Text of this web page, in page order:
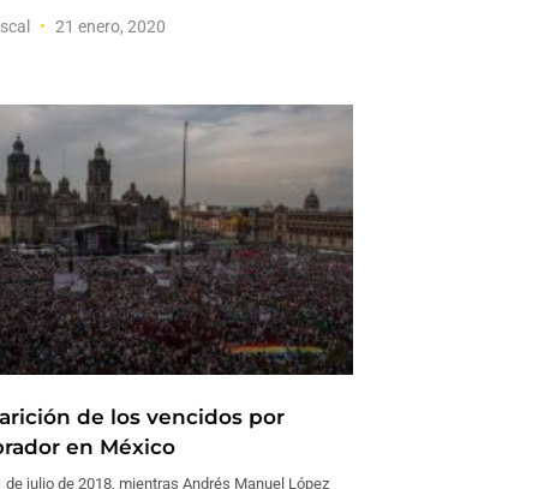
21 enero, 2020
de los vencidos por
en México
de julio de 2018, mientras Andrés Manuel López